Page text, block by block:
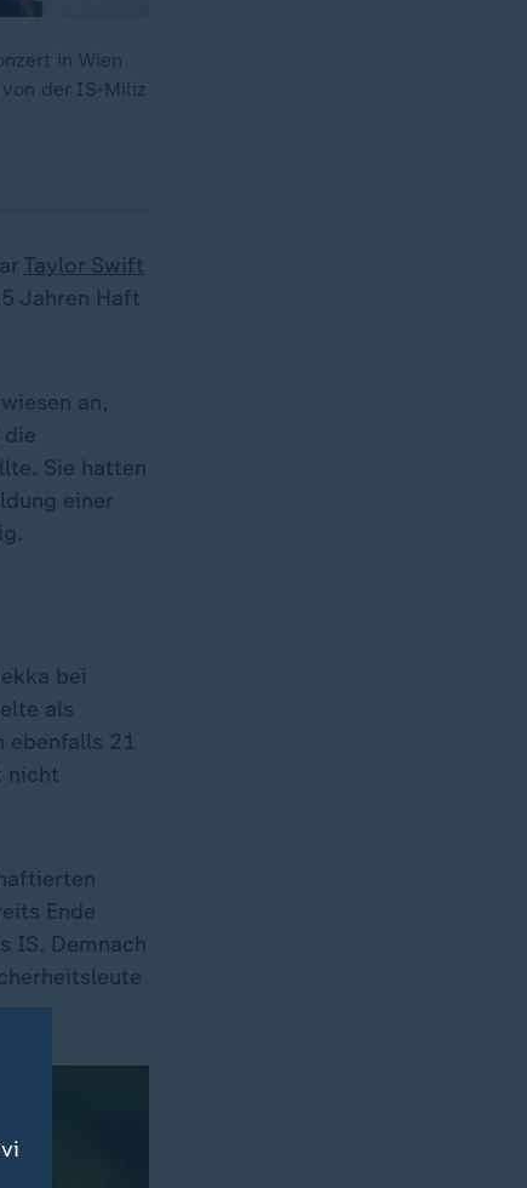
in Wien
der IS-Miliz
Taylor Swift
Jahren Haft
an,
Sie hatten
einer
bei
als
ebenfalls 21
nicht
Ende
IS. Demnach